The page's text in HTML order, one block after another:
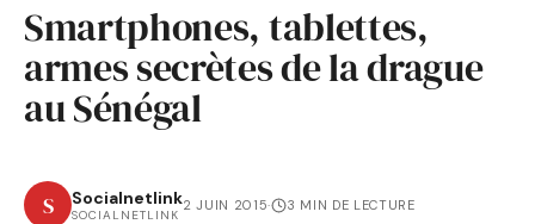
Smartphones, tablettes,
armes secrètes de la drague
au Sénégal
S Socialnetlink
SOCIALNETLINK
2 JUIN 2015· 3 MIN DE LECTURE